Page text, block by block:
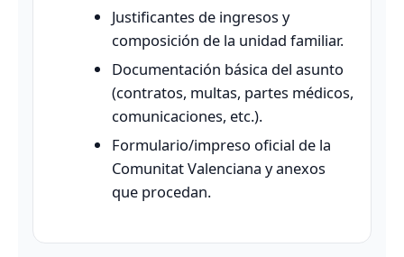
Justificantes de ingresos y
composición de la unidad familiar.
Documentación básica del asunto
(contratos, multas, partes médicos,
comunicaciones, etc.).
Formulario/impreso oficial de la
Comunitat Valenciana y anexos
que procedan.